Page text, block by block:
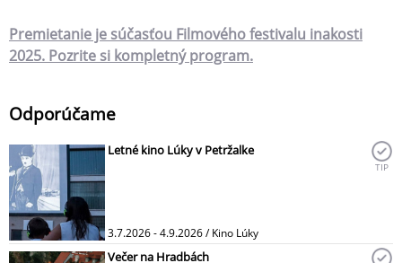
Premietanie je súčasťou Filmového festivalu inakosti
2025. Pozrite si kompletný program.
Odporúčame
Letné kino Lúky v Petržalke
3.7.2026 - 4.9.2026 / Kino Lúky
TIP
Večer na Hradbách